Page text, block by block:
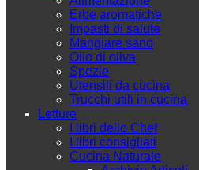
Erbe aromatiche
Impasti di salute
Mangiare sano
Olio di oliva
Spezie
Utensili da cucina
Trucchi utili in cucina
Letture
I libri dello Chef
I libri consigliati
Cucina Naturale